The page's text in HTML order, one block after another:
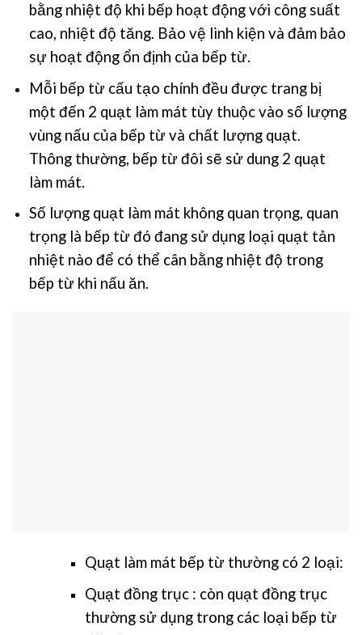
bằng nhiệt độ khi bếp hoạt động với công suất
cao, nhiệt độ tăng. Bảo vệ linh kiện và đảm bảo
sự hoạt động ổn định của bếp từ.
Mỗi bếp từ cấu tạo chính đều được trang bị
một đến 2 quạt làm mát tùy thuộc vào số lượng
vùng nấu của bếp từ và chất lượng quạt.
Thông thường, bếp từ đôi sẽ sử dung 2 quạt
làm mát.
Số lượng quạt làm mát không quan trọng, quan
trọng là bếp từ đó đang sử dụng loại quạt tản
nhiệt nào để có thể cân bằng nhiệt độ trong
bếp từ khi nấu ăn.
Quạt làm mát bếp từ thường có 2 loại:
Quạt đồng trục : còn quạt đồng trục
thường sử dụng trong các loại bếp từ